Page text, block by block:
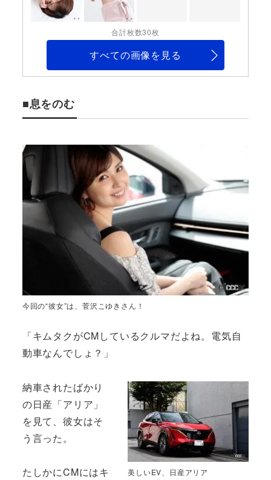
合計枚数30枚
すべての画像を見る
■息をのむ
今回の“彼女”は、菅沢こゆきさん！
「キムタクがCMしているクルマだよね。電気自
動車なんでしょ？」
美しいEV、日産アリア
納車されたばかり
の日産「アリア」
を見て、彼女はそ
う言った。
たしかにCMにはキ